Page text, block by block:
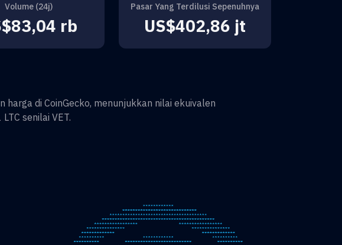
Volume (24j)
rb
Pasar Yang Terdilusi Sepenuhnya
US$402,86 jt
di CoinGecko, menunjukkan nilai ekuivalen
LTC senilai VET.